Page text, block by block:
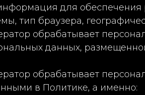
для обеспечения
тип браузера,
обрабатывает
данных,
обрабатывает
в Политике, а именно: